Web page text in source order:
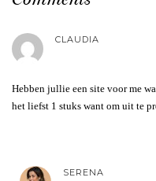
CLAUDIA
Hebben jullie een site voor me
het liefst 1 stuks want om uit te
SERENA